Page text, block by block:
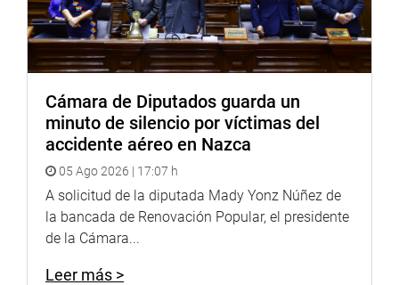
Cámara de Diputados guarda un
minuto de silencio por víctimas del
accidente aéreo en Nazca
05 Ago 2026 | 17:07 h
A solicitud de la diputada Mady Yonz Núñez de
la bancada de Renovación Popular, el presidente
de la Cámara...
Leer más >